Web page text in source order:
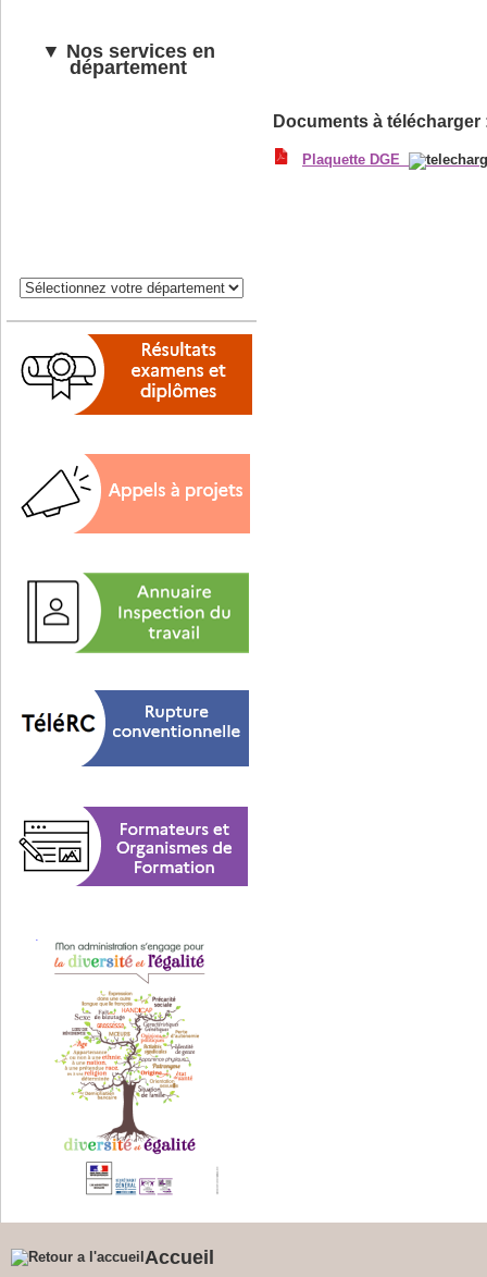
▼ Nos services en
département
Documents à télécharger
Plaquette DGE
Accueil